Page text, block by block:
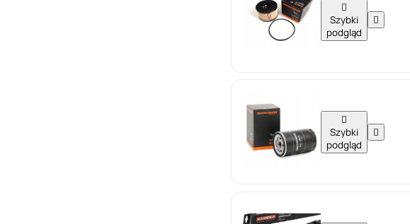

Szybki
podgląd


Szybki
podgląd
